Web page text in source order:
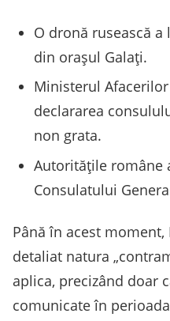
O dronă rusească
din orașul Galați.
Ministerul
declararea
non grata.
Autoritățile române
Consulatului
Până în acest moment,
detaliat natura
aplica, precizând doar
comunicate în